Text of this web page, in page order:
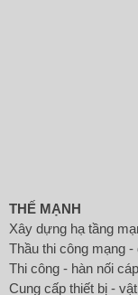
THẾ MẠNH
Xây dựng hạ tầng
Thầu thi công mạng -
Thi công - hàn nối
Cung cấp thiết bị -